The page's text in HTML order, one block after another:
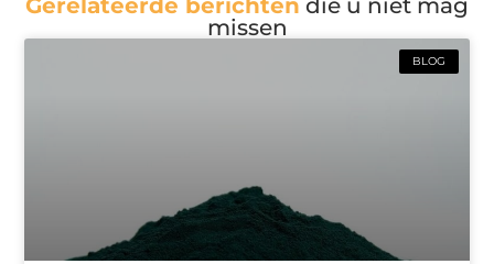
Gerelateerde berichten die u niet mag
missen
BLOG